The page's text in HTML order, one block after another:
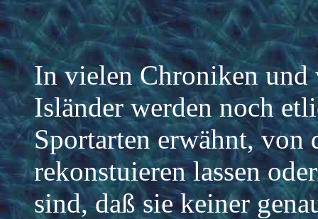
In vielen Chroniken und
Isländer werden noch
Sportarten erwähnt, von
rekonstuieren lassen
sind, daß sie keiner